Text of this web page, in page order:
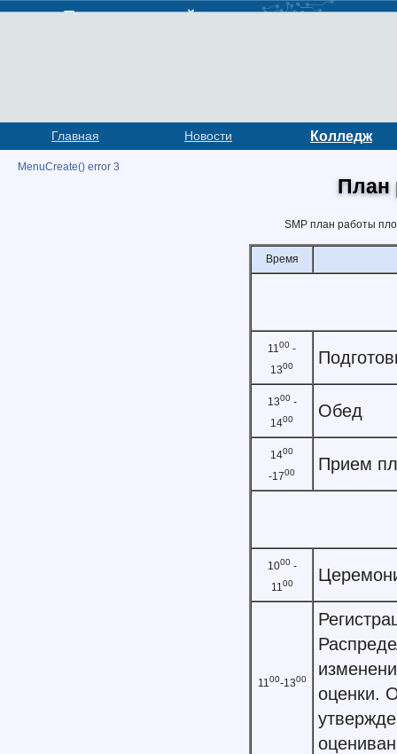
Главная Новости Колледж
MenuCreate() error 3
План
SMP план работы
Время
1100 -
1300
1300-
1400 Обед
1400
-1700 Прием
1000-
1100
1100-1300
оценки.